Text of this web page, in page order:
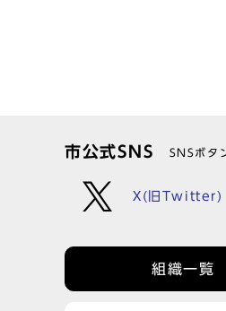
市公式SNS SNSボタ
X(旧Twitter)
組織一覧